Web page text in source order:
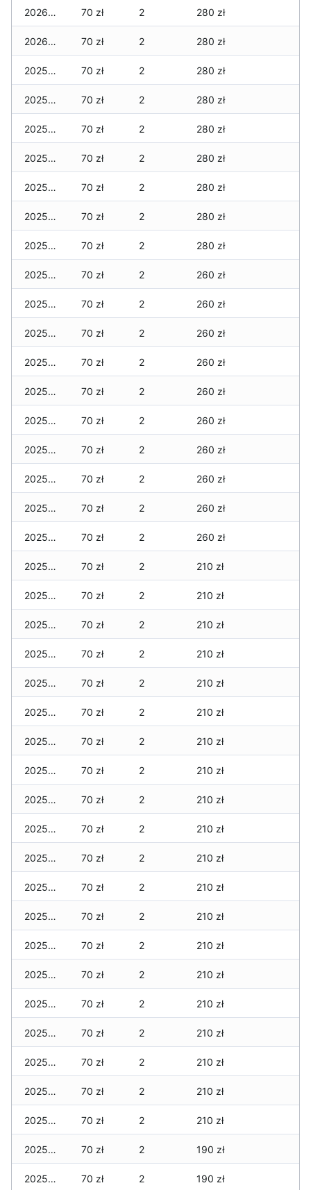
2026-01-02 70 zł 2 280 zł
2026-01-01 70 zł 2 280 zł
2025-12-31 70 zł 2 280 zł
2025-12-30 70 zł 2 280 zł
2025-12-29 70 zł 2 280 zł
2025-12-28 70 zł 2 280 zł
2025-12-27 70 zł 2 280 zł
2025-12-26 70 zł 2 280 zł
2025-12-25 70 zł 2 280 zł
2025-12-24 70 zł 2 260 zł
2025-12-23 70 zł 2 260 zł
2025-12-22 70 zł 2 260 zł
2025-12-21 70 zł 2 260 zł
2025-12-20 70 zł 2 260 zł
2025-12-19 70 zł 2 260 zł
2025-12-18 70 zł 2 260 zł
2025-12-17 70 zł 2 260 zł
2025-12-16 70 zł 2 260 zł
2025-12-15 70 zł 2 260 zł
2025-12-14 70 zł 2 210 zł
2025-12-13 70 zł 2 210 zł
2025-12-12 70 zł 2 210 zł
2025-12-11 70 zł 2 210 zł
2025-12-10 70 zł 2 210 zł
2025-12-09 70 zł 2 210 zł
2025-12-08 70 zł 2 210 zł
2025-12-07 70 zł 2 210 zł
2025-12-06 70 zł 2 210 zł
2025-12-05 70 zł 2 210 zł
2025-12-04 70 zł 2 210 zł
2025-12-03 70 zł 2 210 zł
2025-12-02 70 zł 2 210 zł
2025-12-01 70 zł 2 210 zł
2025-11-30 70 zł 2 210 zł
2025-11-29 70 zł 2 210 zł
2025-11-28 70 zł 2 210 zł
2025-11-27 70 zł 2 210 zł
2025-11-26 70 zł 2 210 zł
2025-11-25 70 zł 2 210 zł
2025-11-24 70 zł 2 190 zł
2025-11-23 70 zł 2 190 zł